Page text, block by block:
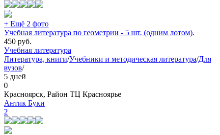
+ Ещё 2 фото
Учебная литература по геометрии - 5 шт. (одним лотом).
450 руб.
Учебная литература
Литература, книги/Учебники и методическая литература/Для
вузов/
5 дней
0
Красноярск, Район ТЦ Красноярье
Антик Буки
2